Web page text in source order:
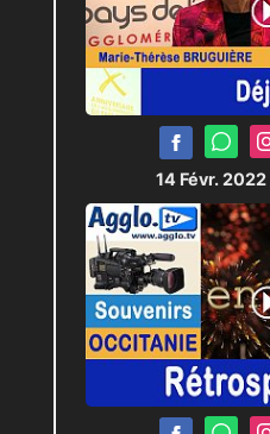
14 Févr. 2022